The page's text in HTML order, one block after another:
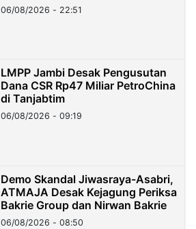
06/08/2026 - 22:51
LMPP Jambi Desak Pengusutan
Dana CSR Rp47 Miliar PetroChina
di Tanjabtim
06/08/2026 - 09:19
Demo Skandal Jiwasraya-Asabri,
ATMAJA Desak Kejagung Periksa
Bakrie Group dan Nirwan Bakrie
06/08/2026 - 08:50